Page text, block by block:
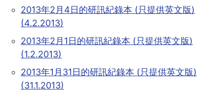
2013年2月4日的研訊紀錄本 (只提供英文版)
(4.2.2013)
2013年2月1日的研訊紀錄本 (只提供英文版)
(1.2.2013)
2013年1月31日的研訊紀錄本 (只提供英文版)
(31.1.2013)